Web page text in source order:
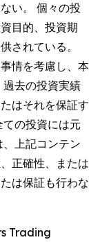
い。 個々の投
目的、投資期
されている。
情を考慮し、本
去の投資実績
はそれを保証す
の投資には元
上記コンテン
正確性、または
は保証も行わな
Trading